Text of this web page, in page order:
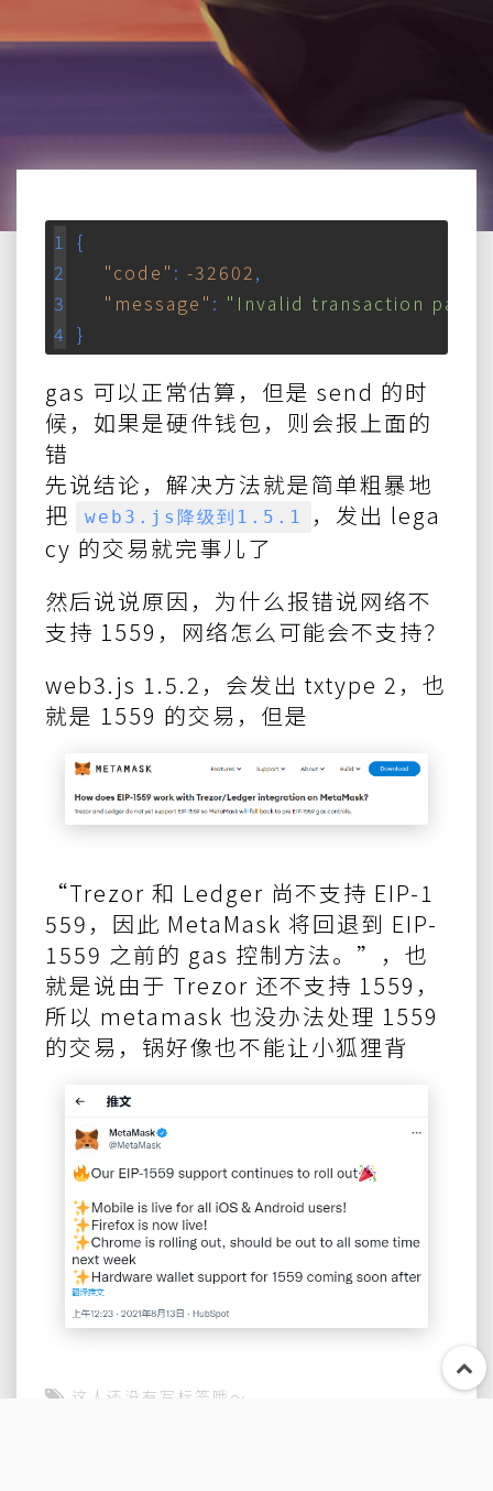
{
"code" : -32602,
"message" : "Invalid transaction
}
gas 可以正常估算，但是 send 的时
候，如果是硬件钱包，则会报上面的
错
先说结论，解决方法就是简单粗暴地
把
web3.js降级到1.5.1
，发出 lega
cy 的交易就完事儿了
然后说说原因，为什么报错说网络不
支持 1559，网络怎么可能会不支持？
web3.js 1.5.2，会发出 txtype 2，也
就是 1559 的交易，但是
“Trezor 和 Ledger 尚不支持 EIP-1
559，因此 MetaMask 将回退到 EIP-
1559 之前的 gas 控制方法。”，也
就是说由于 Trezor 还不支持 1559，
所以 metamask 也没办法处理 1559
的交易，锅好像也不能让小狐狸背
这人还没有写标签哦～